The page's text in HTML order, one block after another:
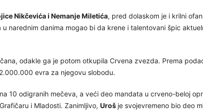
Nikčevića i Nemanje Miletića, pred dolaskom je i krilni
u narednim danima mogao bi da krene i talentovani špic
odakle ga je potom otkupila Crvena zvezda. Prema
evra za njegovu slobodu.
10 odigranih mečeva, a veći deo mandata u crveno-beloj
i Mladosti. Zanimljivo, Uroš je svojevremeno bio deo